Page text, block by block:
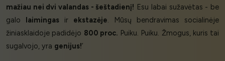
mažiau nei dvi valandas - šeštadienį! Esu labai sužavėtas - be
galo
laimingas ir ekstazėje. Mūsų bendravimas socialinėje
žiniasklaidoje padidėjo 800 proc. Puiku. Puiku. Žmogus, kuris tai
sugalvojo, yra genijus!’